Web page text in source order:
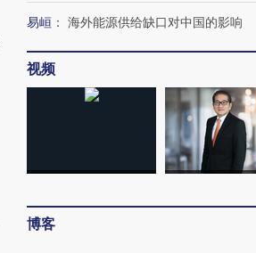
易峘 ： 海外能源供给缺口对中国的影响
视频
博客